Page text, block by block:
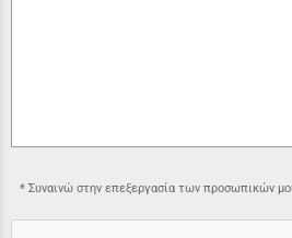
Συναινώ στην επεξεργασία των προσωπικών